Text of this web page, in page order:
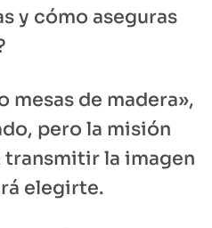
y cómo aseguras
mesas de madera»,
pero la misión
transmitir la imagen
elegirte.